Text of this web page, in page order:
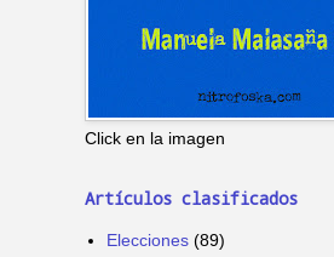
Click en la imagen
Artículos clasificados
Elecciones (89)